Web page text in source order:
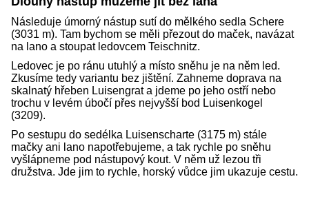
Následuje úmorný nástup sutí do mělkého sedla Schere
(3031 m). Tam bychom se měli přezout do maček, navázat
na lano a stoupat ledovcem Teischnitz.
Ledovec je po ránu utuhlý a místo sněhu je na něm led.
Zkusíme tedy variantu bez jištění. Zahneme doprava na
skalnatý hřeben Luisengrat a jdeme po jeho ostří nebo
trochu v levém úbočí přes nejvyšší bod Luisenkogel
(3209).
Po sestupu do sedélka Luisenscharte (3175 m) stále
mačky ani lano napotřebujeme, a tak rychle po sněhu
vyšlápneme pod nástupový kout. V něm už lezou tři
družstva. Jde jim to rychle, horský vůdce jim ukazuje cestu.